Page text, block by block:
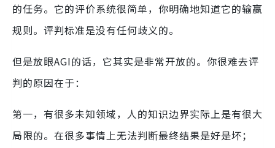
的任务。它的评价系统很简单，你明确地知道它的输赢
规则。评判标准是没有任何歧义的。
但是放眼AGI的话，它其实是非常开放的。你很难去评
判的原因在于：
第一，有很多未知领域，人的知识边界实际上是有很大
局限的。在很多事情上无法判断最终结果是好是坏；